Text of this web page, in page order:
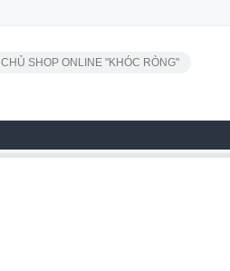
CHỦ SHOP ONLINE "KHÓC RÒNG"